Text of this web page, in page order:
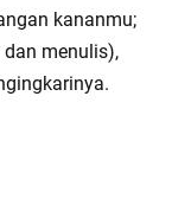
kananmu;
menulis),